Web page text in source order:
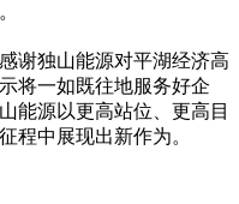
谢独山能源对平湖经济高
将一如既往地服务好企
能源以更高站位、更高目
程中展现出新作为。